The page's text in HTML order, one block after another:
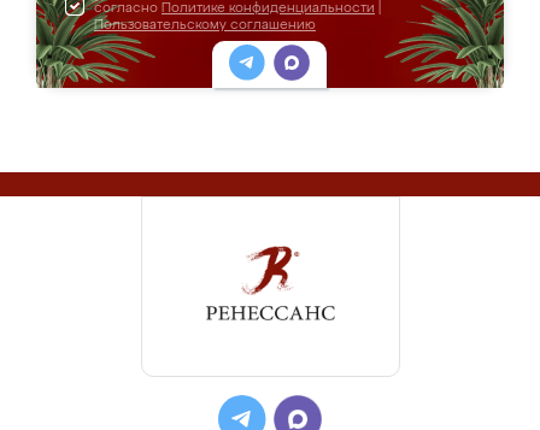
согласно Политике конфиденциальности
Пользовательскому соглашению